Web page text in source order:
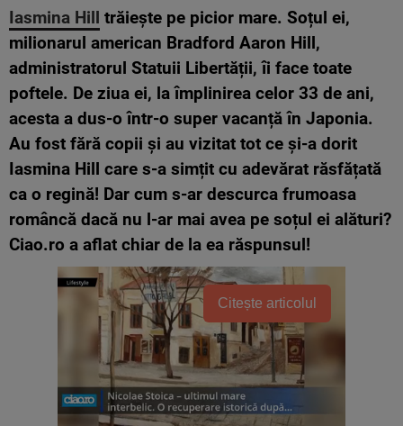
Iasmina Hill trăiește pe picior mare. Soțul ei,
milionarul american Bradford Aaron Hill,
administratorul Statuii Libertății, îi face toate
poftele. De ziua ei, la împlinirea celor 33 de ani,
acesta a dus-o într-o super vacanță în Japonia.
Au fost fără copii și au vizitat tot ce și-a dorit
Iasmina Hill care s-a simțit cu adevărat răsfățată
ca o regină! Dar cum s-ar descurca frumoasa
româncă dacă nu l-ar mai avea pe soțul ei alături?
Ciao.ro a aflat chiar de la ea răspunsul!
Citește articolul